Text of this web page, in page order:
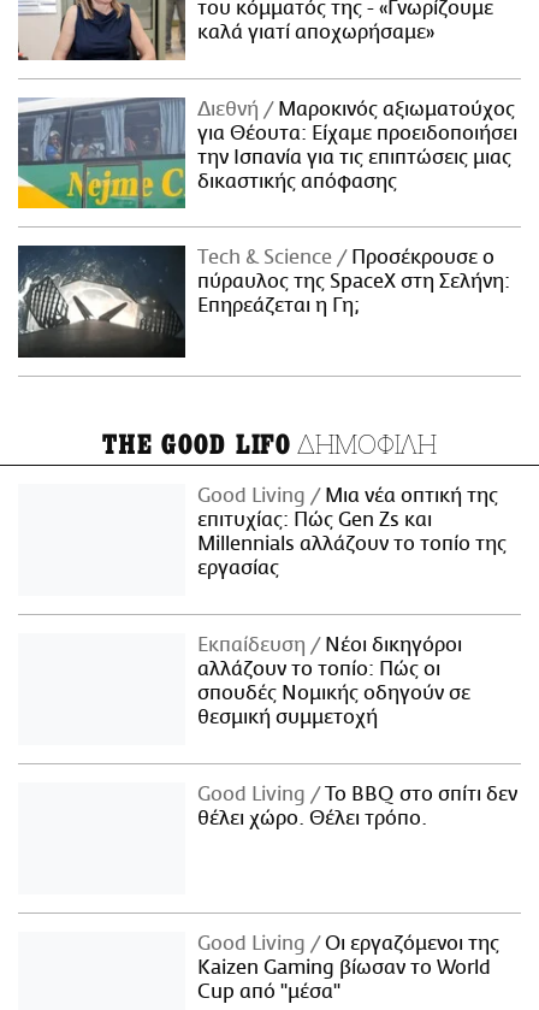
του κόμματός της - «Γνωρίζουμε
καλά γιατί αποχωρήσαμε»
Διεθνή
Μαροκινός αξιωματούχος
για Θέουτα: Είχαμε προειδοποιήσει
την Ισπανία για τις επιπτώσεις μιας
δικαστικής απόφασης
Τech & Science
Προσέκρουσε ο
πύραυλος της SpaceX στη Σελήνη:
Επηρεάζεται η Γη;
THE GOOD LIFO ΔΗΜΟΦΙΛΗ
Good Living
Μια νέα οπτική της
επιτυχίας: Πώς Gen Zs και
Millennials αλλάζουν το τοπίο της
εργασίας
Εκπαίδευση
Νέοι δικηγόροι
αλλάζουν το τοπίο: Πώς οι
σπουδές Νομικής οδηγούν σε
θεσμική συμμετοχή
Good Living
Το BBQ στο σπίτι δεν
θέλει χώρο. Θέλει τρόπο.
Good Living
Οι εργαζόμενοι της
Kaizen Gaming βίωσαν το World
Cup από "μέσα"